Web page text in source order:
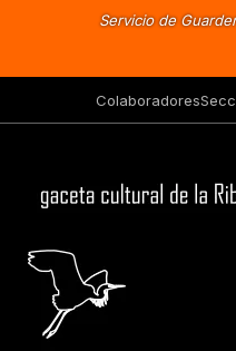
Servicio de
Colaboradores